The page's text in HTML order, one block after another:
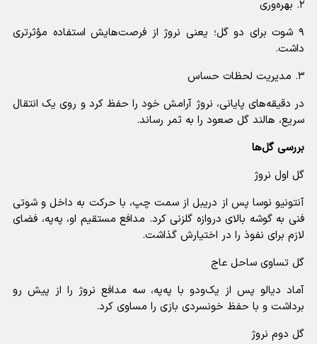
۲. بهره‌وری
۹ شوت برای دو گل؛ یعنی نروژ از فرصت‌هایش استفاده مؤثرتری
داشت.
۳. مدیریت لحظات حساس
در دقیقه‌های پایانی، نروژ آرامش خود را حفظ کرد و روی یک انتقال
سریع، هالند گل صعود را به ثمر رساند.
بررسی گل‌ها
گل اول نروژ
آنتونیو نوسا پس از دریبل از سمت چپ، با حرکت به داخل و شوتی
فنی به گوشه بالای دروازه گلزنی کرد. مدافع مستقیم او، په‌په، فضای
لازم برای نفوذ را در اختیارش گذاشت.
گل تساوی ساحل عاج
آماد دیالو پس از یک‌ودو با په‌په، سه مدافع نروژ را از پیش رو
برداشت و با حفظ خونسردی بازی را مساوی کرد.
گل دوم نروژ